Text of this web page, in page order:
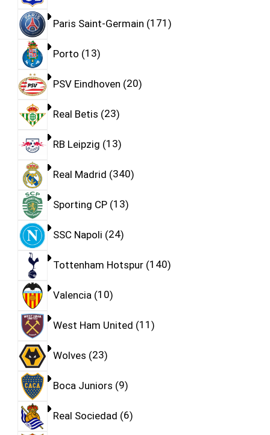
Paris Saint-Germain 171
Porto 13
PSV Eindhoven 20
Real Betis 23
RB Leipzig 13
Real Madrid 340
Sporting CP 13
SSC Napoli 24
Tottenham Hotspur 140
Valencia 10
West Ham United 11
Wolves 23
Boca Juniors 9
Real Sociedad 6